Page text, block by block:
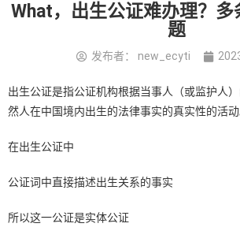
What，出生公证难办理？多
题
发布者： new_ecyti
出生公证是指公证机构根据当事人（或监护人
然人在中国境内出生的法律事实的真实性的活动
在出生公证中
公证词中直接描述出生关系的事实
所以这一公证是实体公证